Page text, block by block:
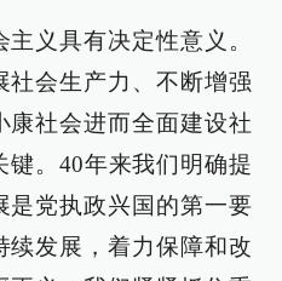
义具有决定性意义。
社会生产力、不断增强
康社会进而全面建设社
。40年来我们明确提
是党执政兴国的第一要
续发展，着力保障和改